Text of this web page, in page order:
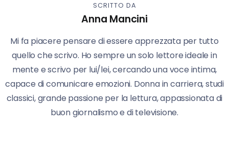
SCRITTO DA
Anna Mancini
Mi fa piacere pensare di essere apprezzata per tutto
quello che scrivo. Ho sempre un solo lettore ideale in
mente e scrivo per lui/lei, cercando una voce intima,
capace di comunicare emozioni. Donna in carriera, studi
classici, grande passione per la lettura, appassionata di
buon giornalismo e di televisione.